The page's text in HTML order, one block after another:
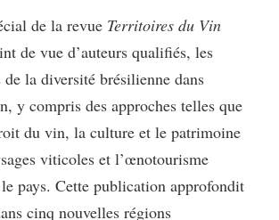
de la revue Territoires du Vin
de vue d’auteurs qualifiés, les
de la diversité brésilienne dans
y compris des approches telles que
du vin, la culture et le patrimoine
viticoles et l’œnotourisme
pays. Cette publication approfondit
cinq nouvelles régions